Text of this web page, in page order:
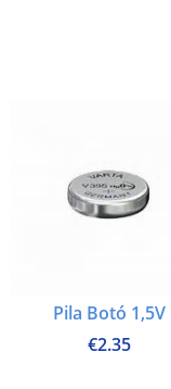
Pila Botó 1,5V
€2.35